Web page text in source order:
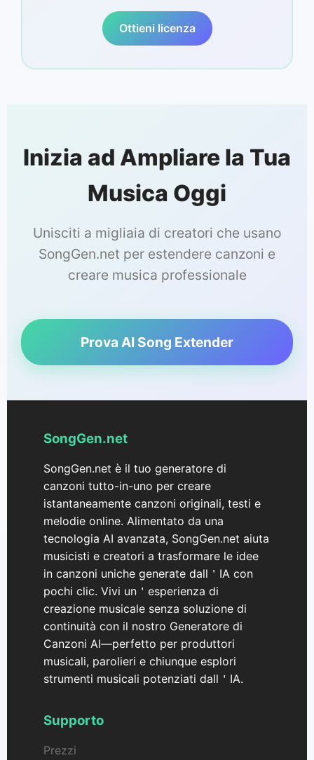
Ottieni licenza
Inizia ad Ampliare la Tua
Musica Oggi
Unisciti a migliaia di creatori che usano
SongGen.net per estendere canzoni e
creare musica professionale
Prova AI Song Extender
SongGen.net
SongGen.net è il tuo generatore di
canzoni tutto-in-uno per creare
istantaneamente canzoni originali, testi e
melodie online. Alimentato da una
tecnologia AI avanzata, SongGen.net aiuta
musicisti e creatori a trasformare le idee
in canzoni uniche generate dall＇IA con
pochi clic. Vivi un＇esperienza di
creazione musicale senza soluzione di
continuità con il nostro Generatore di
Canzoni AI—perfetto per produttori
musicali, parolieri e chiunque esplori
strumenti musicali potenziati dall＇IA.
Supporto
Prezzi